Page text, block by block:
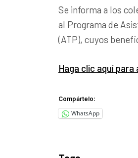
Se informa a los
al Programa de
(ATP), cuyos
Haga clic aquí
Compártelo:
WhatsApp